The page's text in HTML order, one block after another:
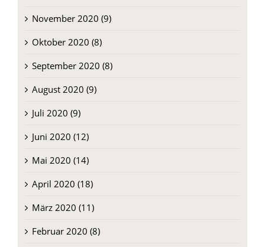
Oktober 2020 (8)
September 2020 (8)
August 2020 (9)
Juli 2020 (9)
Juni 2020 (12)
Mai 2020 (14)
April 2020 (18)
März 2020 (11)
Februar 2020 (8)
Januar 2020 (10)